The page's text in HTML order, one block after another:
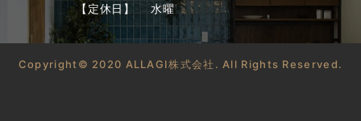
【定休日】 水曜
Copyright© 2020 ALLAGI株式会社. All Rights Reserved.